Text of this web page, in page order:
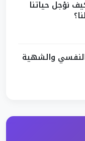
نؤجل حياتنا
النفسي والشهية